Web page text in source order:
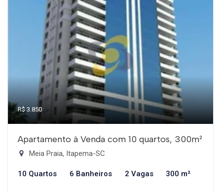
R$ 3.850
Apartamento à Venda com 10 quartos, 300m²
Meia Praia, Itapema-SC
10 Quartos 6 Banheiros 2 Vagas 300 m²